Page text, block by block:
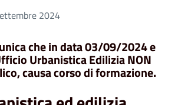
2024
che in data03/09/2024e
Urbanistica Edilizia NON
causa corso di formazione.